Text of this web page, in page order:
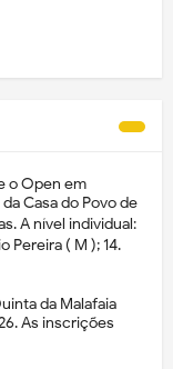
o Open em
Casa do Povo de
A nível individual:
Pereira ( M ); 14.
da Malafaia
As inscrições